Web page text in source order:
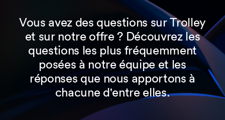
Vous avez des questions sur Trolley
et sur notre offre ? Découvrez les
questions les plus fréquemment
posées à notre équipe et les
réponses que nous apportons à
chacune d'entre elles.